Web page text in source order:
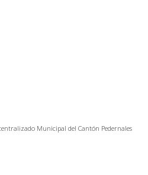
Municipal del Cantón Pedernales